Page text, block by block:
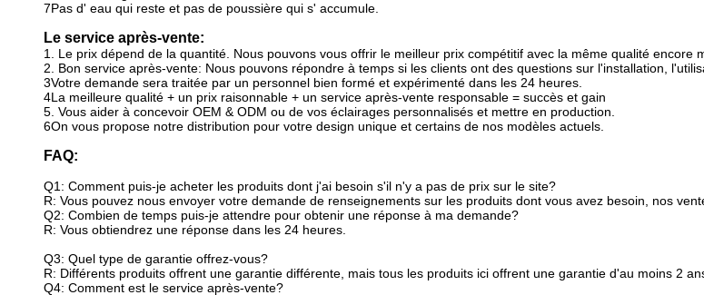
7Pas d' eau qui reste et pas de poussière qui s' accumule.
Le service après-vente:
1. Le prix dépend de la quantité. Nous pouvons vous offrir le meilleur prix compétitif avec la même qualité encore
2. Bon service après-vente: Nous pouvons répondre à temps si les clients ont des questions sur l'installation,
3Votre demande sera traitée par un personnel bien formé et expérimenté dans les 24 heures.
4La meilleure qualité + un prix raisonnable + un service après-vente responsable = succès et gain
5. Vous aider à concevoir OEM & ODM ou de vos éclairages personnalisés et mettre en production.
6On vous propose notre distribution pour votre design unique et certains de nos modèles actuels.
FAQ:
Q1: Comment puis-je acheter les produits dont j'ai besoin s'il n'y a pas de prix sur le site?
R: Vous pouvez nous envoyer votre demande de renseignements sur les produits dont vous avez besoin, nos
Q2: Combien de temps puis-je attendre pour obtenir une réponse à ma demande?
R: Vous obtiendrez une réponse dans les 24 heures.
Q3: Quel type de garantie offrez-vous?
R: Différents produits offrent une garantie différente, mais tous les produits ici offrent une garantie d'au moins 2
Q4: Comment est le service après-vente?